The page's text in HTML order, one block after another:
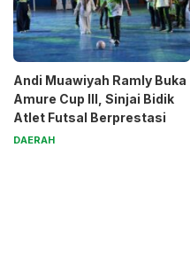
Andi Muawiyah Ramly Buka
Amure Cup III, Sinjai Bidik
Atlet Futsal Berprestasi
DAERAH